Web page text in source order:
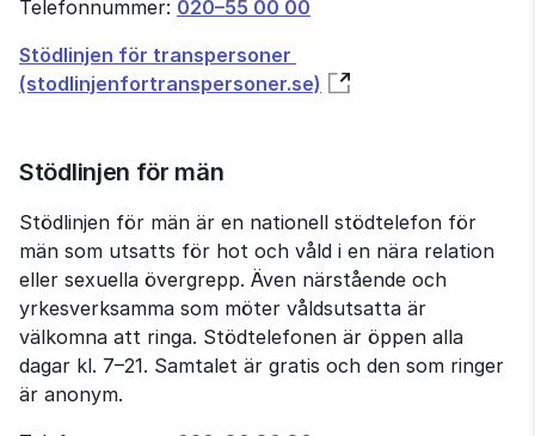
Telefonnummer: 020–55 00 00
Stödlinjen för transpersoner
(stodlinjenfortranspersoner.se)
Stödlinjen för män
Stödlinjen för män är en nationell stödtelefon för
män som utsatts för hot och våld i en nära relation
eller sexuella övergrepp. Även närstående och
yrkesverksamma som möter våldsutsatta är
välkomna att ringa. Stödtelefonen är öppen alla
dagar kl. 7–21. Samtalet är gratis och den som ringer
är anonym.